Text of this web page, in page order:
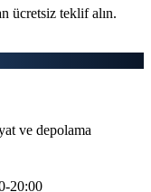
ücretsiz teklif alın.
ve depolama
20:00